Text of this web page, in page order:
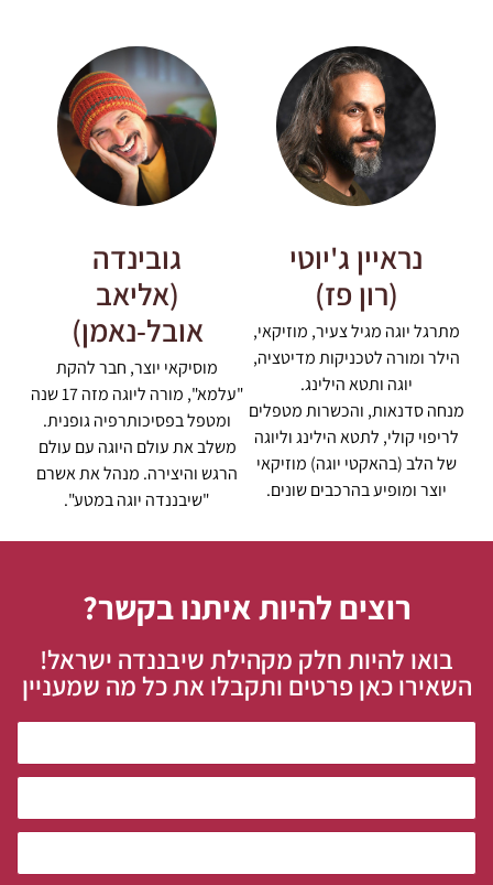
נראיין ג'יוטי
(רון פז)
מתרגל יוגה מגיל צעיר, מוזיקאי,
הילר ומורה לטכניקות מדיטציה,
יוגה ותטא הילינג.
מנחה סדנאות, והכשרות מטפלים
לריפוי קולי, לתטא הילינג וליוגה
של הלב (בהאקטי יוגה) מוזיקאי
יוצר ומופיע בהרכבים שונים.
גובינדה
(אליאב
אובל-נאמן)
מוסיקאי יוצר, חבר להקת
"עלמא", מורה ליוגה מזה 17 שנה
ומטפל בפסיכותרפיה גופנית.
משלב את עולם היוגה עם עולם
הרגש והיצירה. מנהל את אשרם
"שיבננדה יוגה במטע".
רוצים להיות איתנו בקשר?
בואו להיות חלק מקהילת שיבננדה ישראל!
השאירו כאן פרטים ותקבלו את כל מה שמעניין